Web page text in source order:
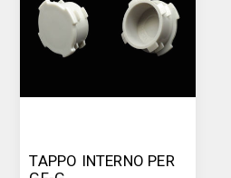
TAPPO INTERNO PER